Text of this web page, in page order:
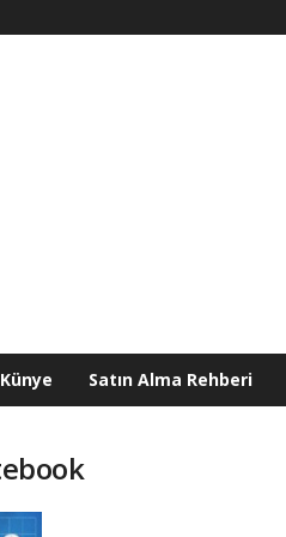
Künye Satın Alma Rehberi